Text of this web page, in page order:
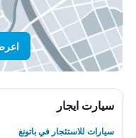
سيارت ايجار
سيارات للاستئجار في باتونغ